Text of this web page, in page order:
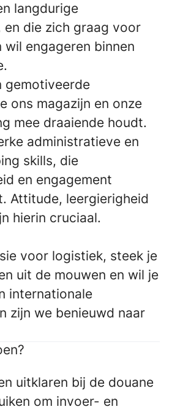
langdurige
en die zich graag voor
wil engageren binnen
gemotiveerde
ons magazijn en onze
mee draaiende houdt.
administratieve en
skills, die
en engagement
Attitude, leergierigheid
hierin cruciaal.
voor logistiek, steek je
uit de mouwen en wil je
internationale
zijn we benieuwd naar
uitklaren bij de douane
om invoer- en